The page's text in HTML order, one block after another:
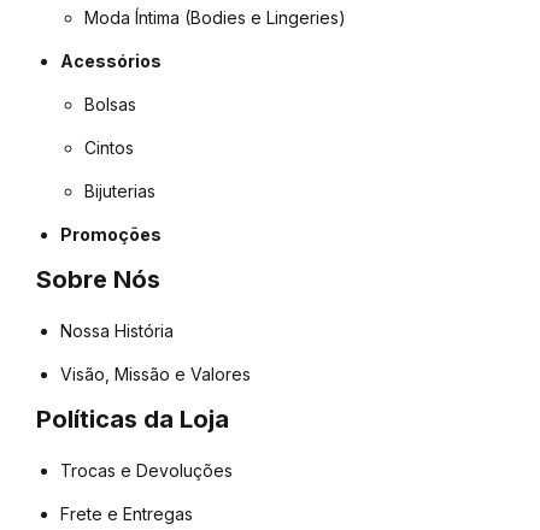
Moda Íntima (Bodies e Lingeries)
Acessórios
Bolsas
Cintos
Bijuterias
Promoções
Sobre Nós
Nossa História
Visão, Missão e Valores
Políticas da Loja
Trocas e Devoluções
Frete e Entregas